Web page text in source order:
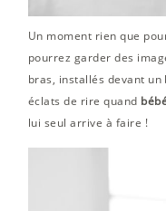
Un moment rien que
pourrez garder des
bras, installés devant un
éclats de rire quand
lui seul arrive à faire !